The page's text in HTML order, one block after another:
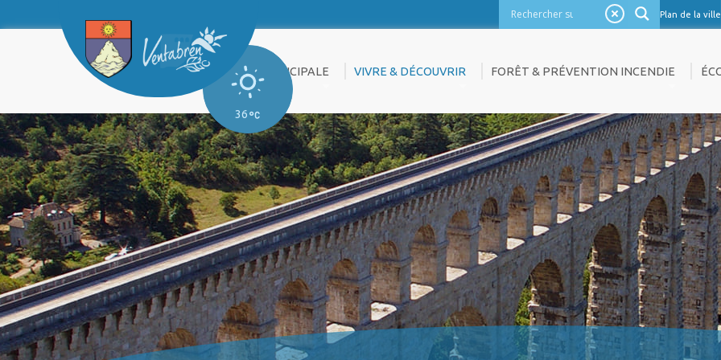
Plan de la ville
36
PRATIQUE
ENFANCE &
JEUNESSE
SENIORS
URBANISME
ENVIRONNEMENT
–
BIODIVERSITÉ
EMPLOI DU
FEU & OLD
VIE MUNICIPALE
LE CONSEIL
MUNICIPAL
ORGANIGRAMME
DES SERVICES
KIOSQUE
PUBLICATIONS
RÈGLEMENTAIRES
DOSSIERS
VIVRE & DÉCOUVRIR
ACTUALITÉS
AGENDA
TOURISME
CULTURE
PATRIMOINE
VIE ASSOCIATIVE
PLAN DE LA VILLE
FORÊT & PRÉVENTION INCENDIE
LES BONS RÉFLEXES EN CAS D’INCENDIE
?
OLD ET AUTOPROTECTION
ACCÈS AUX MASSIFS
LA FORÊT MÉDITERRANÉENNE A
BESOIN D’ENTRETIEN
RÉSERVE COMMUNALE DE SÉCURITÉ
CIVILE